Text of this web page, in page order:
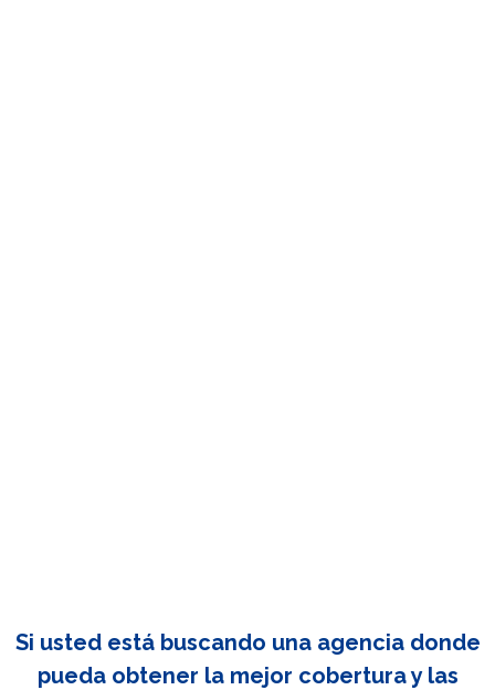
Si usted está buscando una agencia donde
pueda obtener la mejor cobertura y las